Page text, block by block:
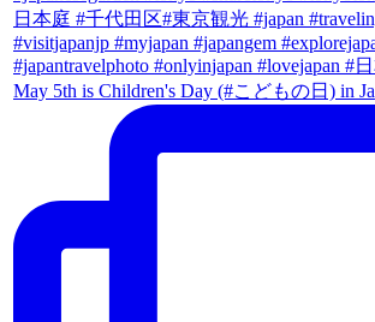
May 5th is Children's Day (#こどもの日) in Ja